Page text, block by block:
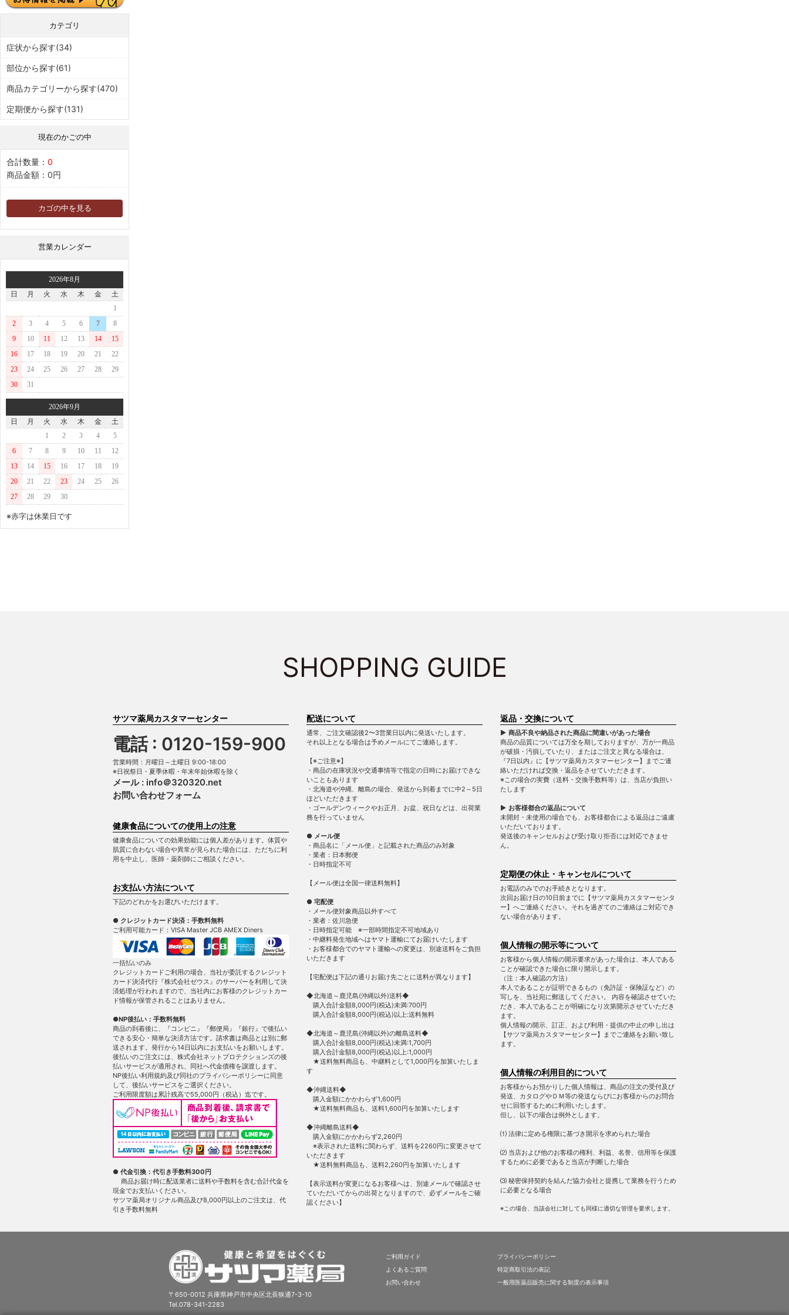
カテゴリ
症状から探す(34)
部位から探す(61)
商品カテゴリーから探す(470)
定期便から探す(131)
現在のかごの中
合計数量： 0
商品金額： 0円
カゴの中を見る
営業カレンダー
2026年8月
日
月 火 水 木 金
土
1
2
3 4 5 6 7
8
9
10 11 12 13 14
15
16
17 18 19 20 21
22
23
24 25 26 27 28
29
30
31
2026年9月
日
月 火 水 木 金
土
1
2 3 4
5
6
7 8 9 10 11
12
13
14 15 16 17 18
19
20
21 22 23 24 25
26
27
28 29 30
※赤字は休業日です
SHOPPING GUIDE
サツマ薬局カスタマーセンター
電話 : 0120-159-900
営業時間：月曜日～土曜日 9:00-18:00
※日祝祭日・夏季休暇・年末年始休暇を除く
メール : info＠320320.net
お問い合わせフォーム
健康食品についての使用上の注意
健康食品についての効果効能には個人差があります。体質や
肌質に合わない場合や異常が見られた場合には、ただちに利
用を中止し、医師・薬剤師にご相談ください。
お支払い方法について
下記のどれかをお選びいただけます。
● クレジットカード決済：手数料無料
ご利用可能カード：VISA Master JCB AMEX Diners
一括払いのみ
クレジットカードご利用の場合、当社が委託するクレジット
カード決済代行『株式会社ゼウス』のサーバーを利用して決
済処理が行われますので、当社内にお客様のクレジットカー
ド情報が保管されることはありません。
●NP後払い：手数料無料
商品の到着後に、『コンビニ』『郵便局』『銀行』で後払い
できる安心・簡単な決済方法です。請求書は商品とは別に郵
送されます。発行から14日以内にお支払いをお願いします。
後払いのご注文には、株式会社ネットプロテクションズの後
払いサービスが適用され、同社へ代金債権を譲渡します。
NP後払い利用規約及び同社のプライバシーポリシーに同意
して、後払いサービスをご選択ください。
ご利用限度額は累計残高で55,000円（税込）迄です。
● 代金引換：代引き手数料300円
商品お届け時に配送業者に送料や手数料を含む合計代金を
現金でお支払いください。
サツマ薬局オリジナル商品及び8,000円以上のご注文は、代
引き手数料無料
配送について
通常、ご注文確認後2〜3営業日以内に発送いたします。
それ以上となる場合は予めメールにてご連絡します。
【※ご注意※】
・商品の在庫状況や交通事情等で指定の日時にお届けできな
いこともあります
・北海道や沖縄、離島の場合、発送から到着までに中2～5日
ほどいただきます
・ゴールデンウィークやお正月、お盆、祝日などは、出荷業
務を行っていません
● メール便
・商品名に「メール便」と記載された商品のみ対象
・業者：日本郵便
・日時指定不可
【メール便は全国一律送料無料】
● 宅配便
・メール便対象商品以外すべて
・業者：佐川急便
・日時指定可能 ※一部時間指定不可地域あり
・中継料発生地域へはヤマト運輸にてお届けいたします
・お客様都合でのヤマト運輸への変更は、別途送料をご負担
いただきます
【宅配便は下記の通りお届け先ごとに送料が異なります】
◆北海道～鹿児島(沖縄以外)送料◆
購入合計金額8,000円(税込)未満:700円
購入合計金額8,000円(税込)以上:送料無料
◆北海道～鹿児島(沖縄以外)の離島送料◆
購入合計金額8,000円(税込)未満:1,700円
購入合計金額8,000円(税込)以上:1,000円
★送料無料商品も、中継料として1,000円を加算いたしま
す
◆沖縄送料◆
購入金額にかかわらず1,600円
★送料無料商品も、送料1,600円を加算いたします
◆沖縄離島送料◆
購入金額にかかわらず2,260円
※表示された送料に関わらず、送料を2260円に変更させて
いただきます
★送料無料商品も、送料2,260円を加算いたします
【表示送料が変更になるお客様へは、別途メールで確認させ
ていただいてからの出荷となりますので、必ずメールをご確
認ください】
返品・交換について
▶ 商品不良や納品された商品に間違いがあった場合
商品の品質については万全を期しておりますが、万が一商品
が破損・汚損していたり、またはご注文と異なる場合は、
『7日以内』に【サツマ薬局カスタマーセンター】までご連
絡いただければ交換・返品をさせていただきます。
※この場合の実費（送料・交換手数料等）は、当店が負担い
たします
▶ お客様都合の返品について
未開封・未使用の場合でも、お客様都合による返品はご遠慮
いただいております。
発送後のキャンセルおよび受け取り拒否には対応できませ
ん。
定期便の休止・キャンセルについて
お電話のみでのお手続きとなります。
次回お届け日の10日前までに【サツマ薬局カスタマーセンタ
ー】へご連絡ください。それを過ぎてのご連絡はご対応でき
ない場合があります。
個人情報の開示等について
お客様から個人情報の開示要求があった場合は、本人である
ことが確認できた場合に限り開示します。
（注：本人確認の方法）
本人であることが証明できるもの（免許証・保険証など）の
写しを、当社宛に郵送してください。 内容を確認させていた
だき、本人であることが明確になり次第開示させていただき
ます。
個人情報の開示、訂正、および利用・提供の中止の申し出は
【サツマ薬局カスタマーセンター】までご連絡をお願い致し
ます。
個人情報の利用目的について
お客様からお預かりした個人情報は、商品の注文の受付及び
発送、カタログやＤＭ等の発送ならびにお客様からのお問合
せに回答するために利用いたします。
但し、以下の場合は例外とします。
⑴ 法律に定める権限に基づき開示を求められた場合
⑵ 当店および他のお客様の権利、利益、名誉、信用等を保護
するために必要であると当店が判断した場合
⑶ 秘密保持契約を結んだ協力会社と提携して業務を行うため
に必要となる場合
※この場合、当該会社に対しても同様に適切な管理を要求します。
〒650-0012 兵庫県神戸市中央区北長狭通7-3-10
Tel.078-341-2283
ご利用ガイド
よくあるご質問
お問い合わせ
プライバシーポリシー
特定商取引法の表記
一般用医薬品販売に関する制度の表示事項